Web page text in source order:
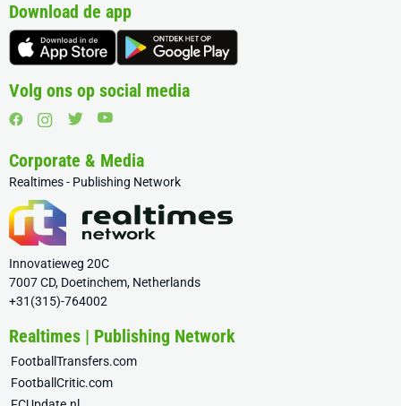
Download de app
Volg ons op social media
Corporate & Media
Realtimes - Publishing Network
Innovatieweg 20C
7007 CD, Doetinchem, Netherlands
+31(315)-764002
Realtimes | Publishing Network
FootballTransfers.com
FootballCritic.com